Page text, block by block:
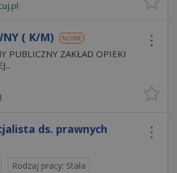
( K/M) NOWE
PUBLICZNY ZAKŁAD OPIEKI
ds. prawnych
Rodzaj pracy: Stała